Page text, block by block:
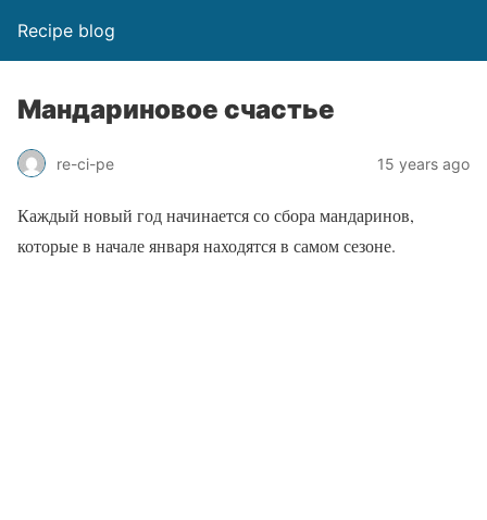
Recipe blog
Мандариновое счастье
re-ci-pe 15 years ago
Каждый новый год начинается со сбора мандаринов,
которые в начале января находятся в самом сезоне.